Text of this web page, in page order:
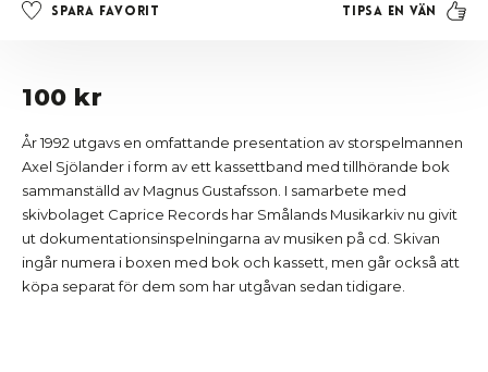
Spara favorit Tipsa en vän
100 kr
År 1992 utgavs en omfattande presentation av storspelmannen
Axel Sjölander i form av ett kassettband med tillhörande bok
sammanställd av Magnus Gustafsson. I samarbete med
skivbolaget Caprice Records har Smålands Musikarkiv nu givit
ut dokumentationsinspelningarna av musiken på cd. Skivan
ingår numera i boxen med bok och kassett, men går också att
köpa separat för dem som har utgåvan sedan tidigare.